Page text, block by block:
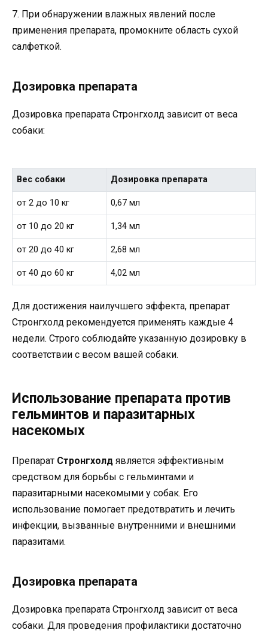
7. При обнаружении влажных явлений после
применения препарата, промокните область сухой
салфеткой.
Дозировка препарата
Дозировка препарата Стронгхолд зависит от веса
собаки:
Вес собаки Дозировка препарата
от 2 до 10 кг 0,67 мл
от 10 до 20 кг 1,34 мл
от 20 до 40 кг 2,68 мл
от 40 до 60 кг 4,02 мл
Для достижения наилучшего эффекта, препарат
Стронгхолд рекомендуется применять каждые 4
недели. Строго соблюдайте указанную дозировку в
соответствии с весом вашей собаки.
Использование препарата против
гельминтов и паразитарных
насекомых
Препарат Стронгхолд является эффективным
средством для борьбы с гельминтами и
паразитарными насекомыми у собак. Его
использование помогает предотвратить и лечить
инфекции, вызванные внутренними и внешними
паразитами.
Дозировка препарата
Дозировка препарата Стронгхолд зависит от веса
собаки. Для проведения профилактики достаточно